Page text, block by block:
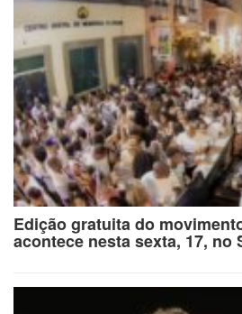
Edição gratuita do
acontece nesta sexta, 17, no